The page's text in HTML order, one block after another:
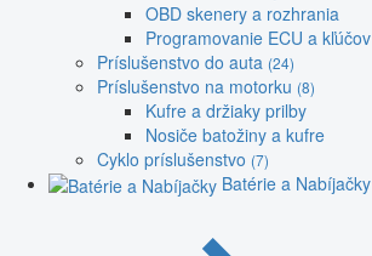
OBD skenery a rozhrania
Programovanie ECU a kľúčov
Príslušenstvo do auta (24)
Príslušenstvo na motorku (8)
Kufre a držiaky prilby
Nosiče batožiny a kufre
Cyklo príslušenstvo (7)
Batérie a Nabíjačky